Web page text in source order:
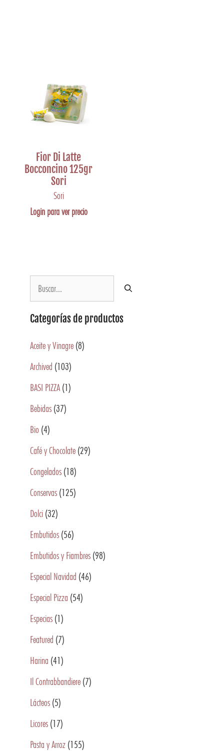
Categorías de productos
Aceite y Vinagre (8)
Archived (103)
BASI PIZZA (1)
Bebidas (37)
Bio (4)
Café y Chocolate (29)
Congelados (18)
Conservas (125)
Dolci (32)
Embutidos (56)
Embutidos y Fiambres (98)
Especial Navidad (46)
Especial Pizza (54)
Especias (1)
Featured (7)
Harina (41)
Il Contrabbandiere (7)
Lácteos (5)
Licores (17)
Pasta y Arroz (155)
Fior Di Latte
Bocconcino 125gr
Sori
Sori
Login para ver precio